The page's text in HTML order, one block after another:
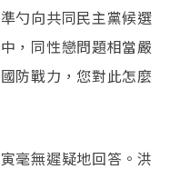
勺向共同民主黨候選
，同性戀問題相當嚴
防戰力，您對此怎麼
毫無遲疑地回答。洪